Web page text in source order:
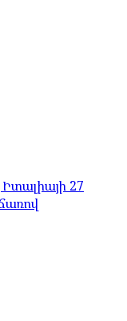
27